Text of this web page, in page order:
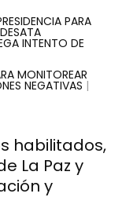
PARA
INTENTO DE
MONITOREAR
NEGATIVAS |
habilitados,
La Paz y
y